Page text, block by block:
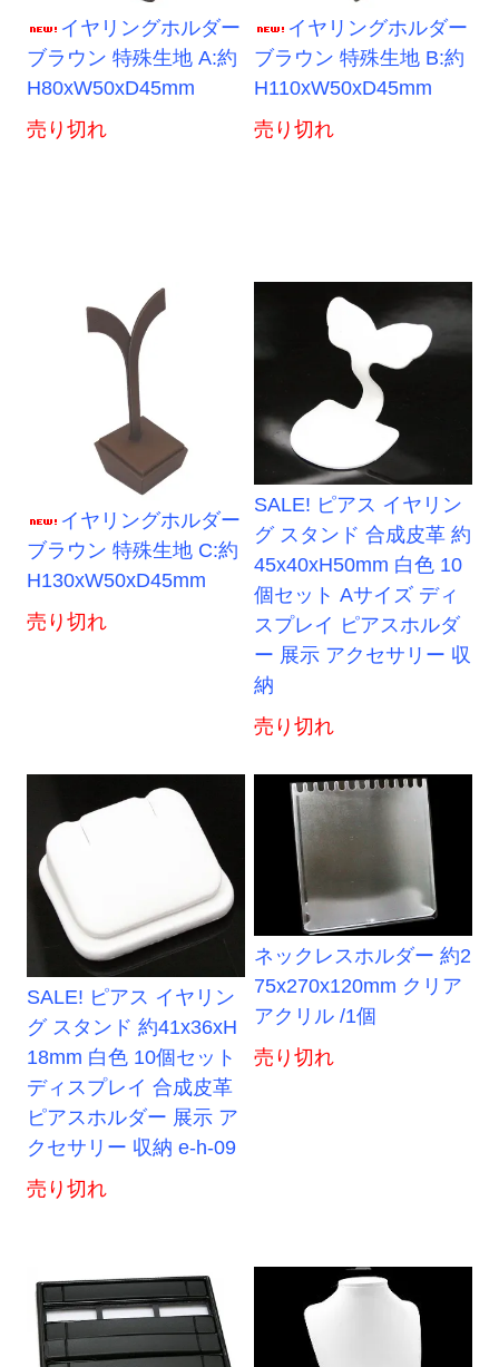
イヤリングホルダー
ブラウン 特殊生地 A:約
H80xW50xD45mm
売り切れ
イヤリングホルダー
ブラウン 特殊生地 B:約
H110xW50xD45mm
売り切れ
イヤリングホルダー
ブラウン 特殊生地 C:約
H130xW50xD45mm
売り切れ
SALE! ピアス イヤリン
グ スタンド 合成皮革 約
45x40xH50mm 白色 10
個セット Aサイズ ディ
スプレイ ピアスホルダ
ー 展示 アクセサリー 収
納
売り切れ
SALE! ピアス イヤリン
グ スタンド 約41x36xH
18mm 白色 10個セット
ディスプレイ 合成皮革
ピアスホルダー 展示 ア
クセサリー 収納 e-h-09
売り切れ
ネックレスホルダー 約2
75x270x120mm クリア
アクリル /1個
売り切れ